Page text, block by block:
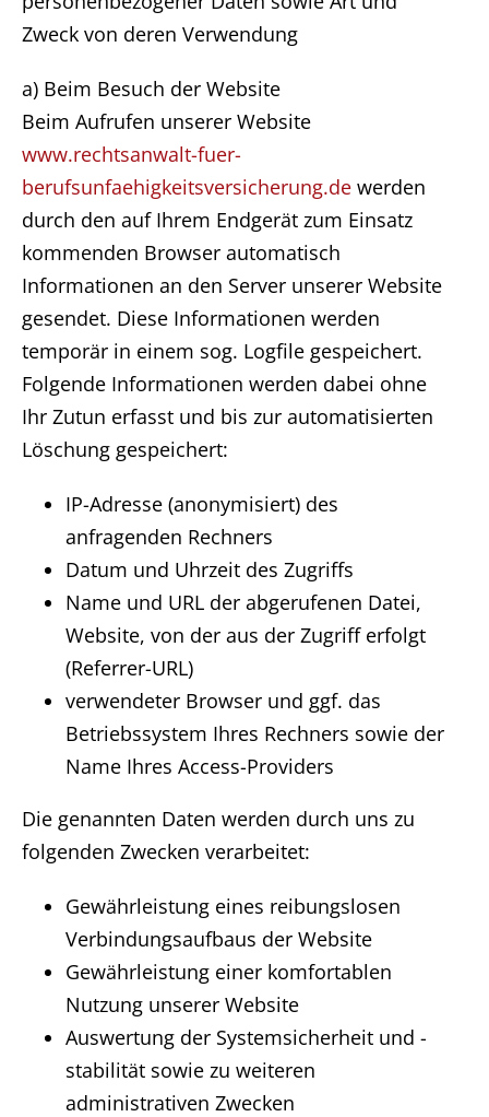
Zweck von deren Verwendung
a) Beim Besuch der Website
Beim Aufrufen unserer Website
www.rechtsanwalt-fuer-
berufsunfaehigkeitsversicherung.de werden
durch den auf Ihrem Endgerät zum Einsatz
kommenden Browser automatisch
Informationen an den Server unserer Website
gesendet. Diese Informationen werden
temporär in einem sog. Logfile gespeichert.
Folgende Informationen werden dabei ohne
Ihr Zutun erfasst und bis zur automatisierten
Löschung gespeichert:
IP-Adresse (anonymisiert) des
anfragenden Rechners
Datum und Uhrzeit des Zugriffs
Name und URL der abgerufenen Datei,
Website, von der aus der Zugriff erfolgt
(Referrer-URL)
verwendeter Browser und ggf. das
Betriebssystem Ihres Rechners sowie der
Name Ihres Access-Providers
Die genannten Daten werden durch uns zu
folgenden Zwecken verarbeitet:
Gewährleistung eines reibungslosen
Verbindungsaufbaus der Website
Gewährleistung einer komfortablen
Nutzung unserer Website
Auswertung der Systemsicherheit und -
stabilität sowie zu weiteren
administrativen Zwecken